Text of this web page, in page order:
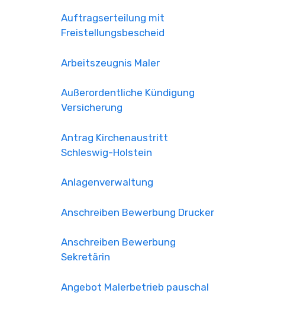
Auftragserteilung mit
Freistellungsbescheid
Arbeitszeugnis Maler
Außerordentliche Kündigung
Versicherung
Antrag Kirchenaustritt
Schleswig-Holstein
Anlagenverwaltung
Anschreiben Bewerbung Drucker
Anschreiben Bewerbung
Sekretärin
Angebot Malerbetrieb pauschal